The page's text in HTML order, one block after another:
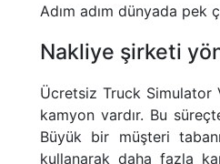
Adım adım dünyada pek
Nakliye şirketi
Ücretsiz Truck Simulator
kamyon vardır. Bu
Büyük bir müşteri
kullanarak daha fazla